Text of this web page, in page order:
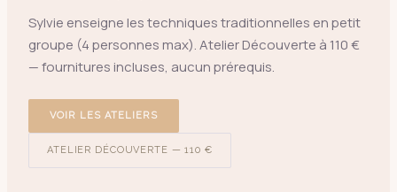
Sylvie enseigne les techniques traditionnelles en petit
groupe (4 personnes max). Atelier Découverte à 110 €
— fournitures incluses, aucun prérequis.
VOIR LES ATELIERS
ATELIER DÉCOUVERTE — 110 €